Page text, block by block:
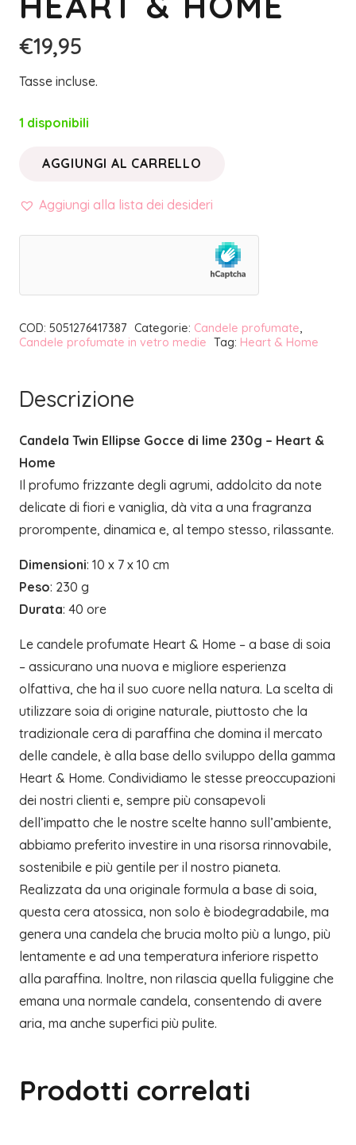
€19,95
Tasse incluse.
1 disponibili
•
230g
&
quantità
AGGIUNGI AL CARRELLO
Aggiungi alla lista dei desideri
COD: 5051276417387 Categorie: Candele profumate,
Candele profumate in vetro medie Tag: Heart & Home
Descrizione
Candela Twin Ellipse Gocce di lime 230g – Heart &
Home
Il profumo frizzante degli agrumi, addolcito da note
delicate di fiori e vaniglia, dà vita a una fragranza
prorompente, dinamica e, al tempo stesso, rilassante.
Dimensioni: 10 x 7 x 10 cm
Peso: 230 g
Durata: 40 ore
Le candele profumate Heart & Home – a base di soia
– assicurano una nuova e migliore esperienza
olfattiva, che ha il suo cuore nella natura. La scelta di
utilizzare soia di origine naturale, piuttosto che la
tradizionale cera di paraffina che domina il mercato
delle candele, è alla base dello sviluppo della gamma
Heart & Home. Condividiamo le stesse preoccupazioni
dei nostri clienti e, sempre più consapevoli
dell’impatto che le nostre scelte hanno sull’ambiente,
abbiamo preferito investire in una risorsa rinnovabile,
sostenibile e più gentile per il nostro pianeta.
Realizzata da una originale formula a base di soia,
questa cera atossica, non solo è biodegradabile, ma
genera una candela che brucia molto più a lungo, più
lentamente e ad una temperatura inferiore rispetto
alla paraffina. Inoltre, non rilascia quella fuliggine che
emana una normale candela, consentendo di avere
aria, ma anche superfici più pulite.
Prodotti correlati